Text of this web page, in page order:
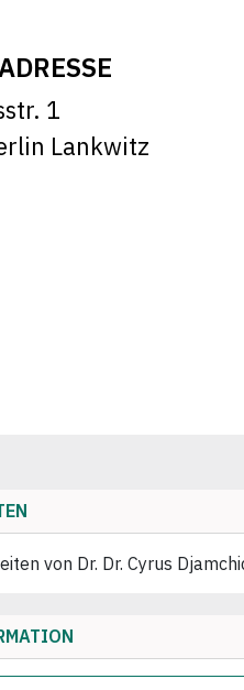
1
Lankwitz
von Dr. Dr. Cyrus